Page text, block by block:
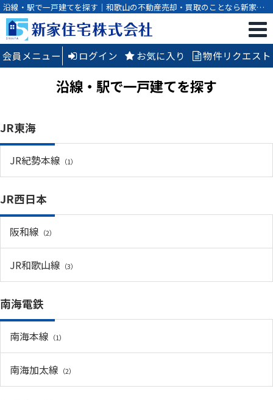
沿線・駅で一戸建てを探す｜和歌山の不動産売却・買取のことなら新家住
宅株式会社
会員メニュー ログイン お気に入り 物件リクエスト
沿線・駅で一戸建てを探す
JR東海
JR紀勢本線 （1）
JR西日本
阪和線 （2）
JR和歌山線 （3）
南海電鉄
南海本線 （1）
南海加太線 （2）